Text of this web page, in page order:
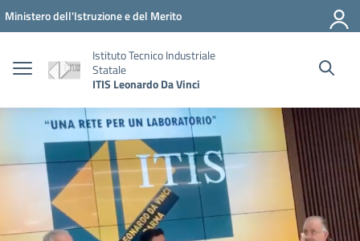
Vai ai contenuti
Vai al menu di navigazione
Vai al footer
Ministero dell'Istruzione e del Merito
Istituto Tecnico Industriale
Statale
ITIS Leonardo Da Vinci